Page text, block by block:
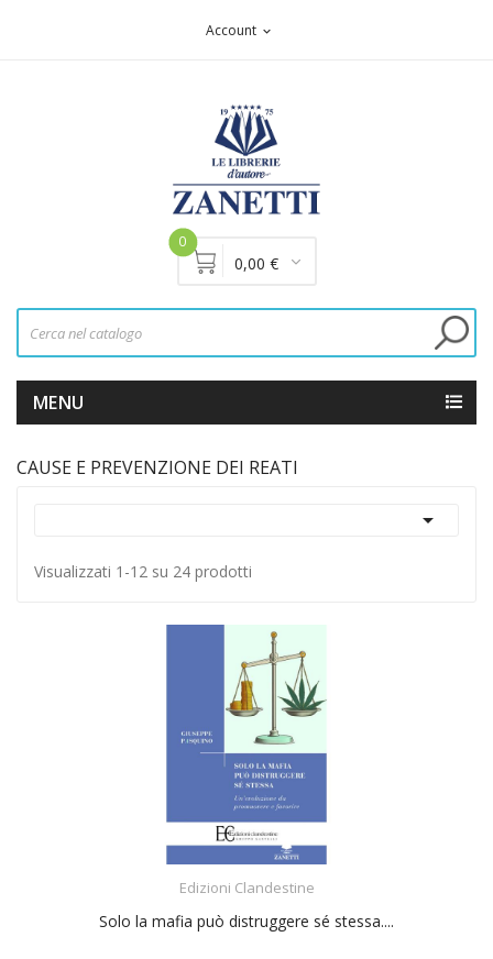
Account expand_more
0
0,00 €
MENU
CAUSE E PREVENZIONE DEI REATI

Visualizzati 1-12 su 24 prodotti
Edizioni Clandestine
Solo la mafia può distruggere sé stessa....